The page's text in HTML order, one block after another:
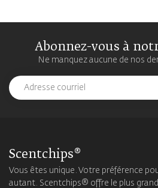
Abonnez-vous à
Ne manquez aucune de nos
Scentchips®
Vous êtes unique. Votre préférence
autant. Scentchips® offre le plus